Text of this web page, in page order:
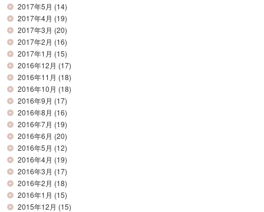
2017年5月 (14)
2017年4月 (19)
2017年3月 (20)
2017年2月 (16)
2017年1月 (15)
2016年12月 (17)
2016年11月 (18)
2016年10月 (18)
2016年9月 (17)
2016年8月 (16)
2016年7月 (19)
2016年6月 (20)
2016年5月 (12)
2016年4月 (19)
2016年3月 (17)
2016年2月 (18)
2016年1月 (15)
2015年12月 (15)